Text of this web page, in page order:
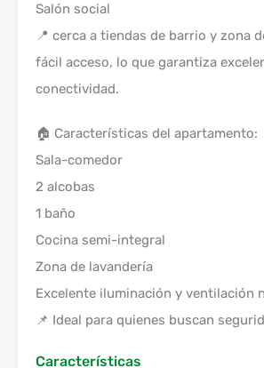
Salón social
📍 cerca a tiendas de barrio y zona
fácil acceso, lo que garantiza
conectividad.
🏠 Características del apartamento:
Sala-comedor
2 alcobas
1 baño
Cocina semi-integral
Zona de lavandería
Excelente iluminación y ventilación
📌 Ideal para quienes buscan
Características